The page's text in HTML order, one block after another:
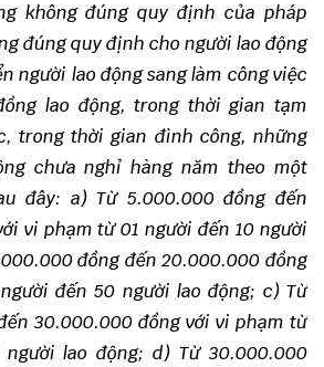
không đúng quy định của pháp
đúng quy định cho người lao động
người lao động sang làm công việc
lao động, trong thời gian tạm
trong thời gian đình công, những
chưa nghỉ hàng năm theo một
đây: a) Từ 5.000.000 đồng đến
vi phạm từ 01 người đến 10 người
đồng đến 20.000.000 đồng
đến 50 người lao động; c) Từ
30.000.000 đồng với vi phạm từ
lao động; d) Từ 30.000.000